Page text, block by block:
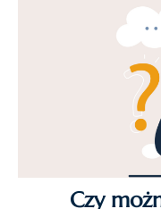
Czy